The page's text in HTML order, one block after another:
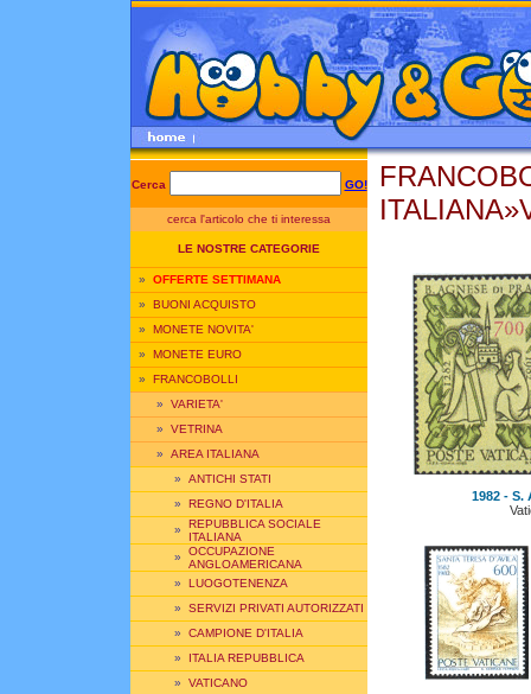
Cerca GO!
cerca l'articolo che ti interessa
LE NOSTRE CATEGORIE
» OFFERTE SETTIMANA
» BUONI ACQUISTO
» MONETE NOVITA'
» MONETE EURO
» FRANCOBOLLI
» VARIETA'
» VETRINA
» AREA ITALIANA
» ANTICHI STATI
» REGNO D'ITALIA
» REPUBBLICA SOCIALE
ITALIANA
» OCCUPAZIONE
ANGLOAMERICANA
» LUOGOTENENZA
» SERVIZI PRIVATI AUTORIZZATI
» CAMPIONE D'ITALIA
» ITALIA REPUBBLICA
» VATICANO
1982 - S.